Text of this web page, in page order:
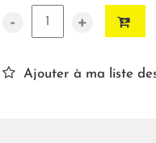
- +
Ajouter à ma liste